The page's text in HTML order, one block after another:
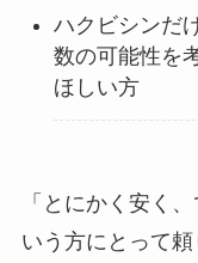
ハクビシンだ
数の可能性を
ほしい方
「とにかく安く
いう方にとって